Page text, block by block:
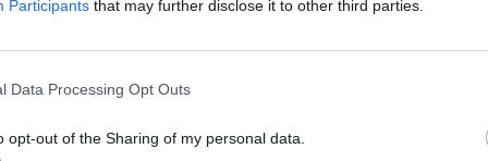
Participants that may further disclose it to other third parties.
Data Processing Opt Outs
opt-out of the Sharing of my personal data.
rimbalzo al +6% nel 2021. Il rapporto
stimato al 158% nel 2020, in discesa già
venturo il Governo prevede una
Oltre alle cosiddette spese